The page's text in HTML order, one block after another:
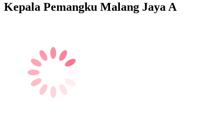
Kepala Pemangku Malang Jaya A